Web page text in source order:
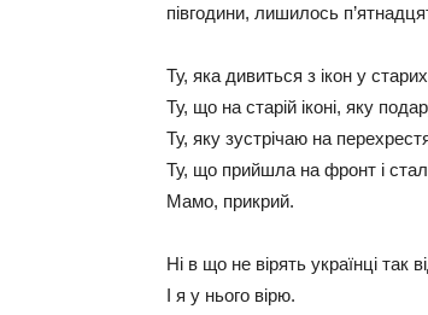
півгодини, лишилось
Ту, яка дивиться з ікон у
Ту, що на старій іконі, яку
Ту, яку зустрічаю на
Ту, що прийшла на фронт і
Мамо, прикрий.
Ні в що не вірять українці так
І я у нього вірю.